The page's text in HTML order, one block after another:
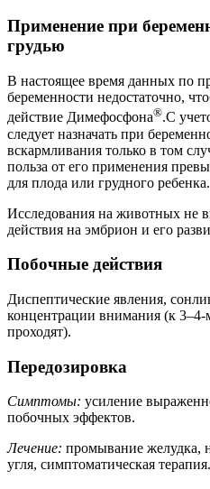
Применение при
грудью
В настоящее время данных по
беременности недостаточно,
действие Димефосфона®.С
следует назначать при
вскармливания только в том
польза от его применения
для плода или грудного ребенка.
Исследования на животных не
действия на эмбрион и его
Побочные действия
Диспептические явления,
концентрации внимания (к
проходят).
Передозировка
Симптомы: усиление
побочных эффектов.
Лечение: промывание желудка,
угля, симптоматическая терапия.